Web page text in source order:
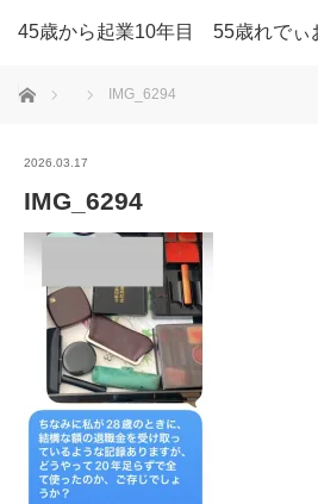
45歳から起業10年目 55歳れでぃ
ホーム IMG_6294
2026.03.17
IMG_6294